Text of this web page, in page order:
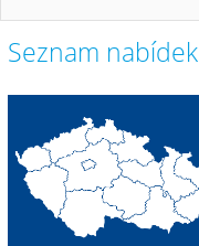
Seznam nabídek